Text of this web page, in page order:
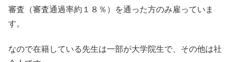
審査（審査通過率約１８％）を通った方のみ雇っていま
す。
なので在籍している先生は一部が大学院生で、その他は社